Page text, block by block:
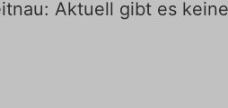
Aktuell gibt es